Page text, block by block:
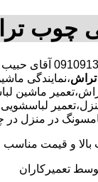
چوب
تراش،نمایندگی
ماشین
لباسشویی
در منزل
و قیمت مناسب
تعمیرکاران